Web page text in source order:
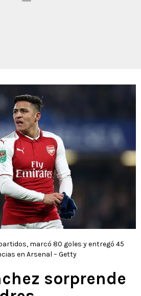
marcó 80 goles y entregó 45
en Arsenal – Getty
sorprende